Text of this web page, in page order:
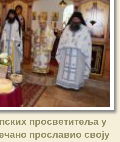
просветитеља у
прославио своју